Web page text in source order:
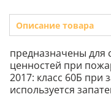
Описание товара
предназначены для
ценностей при
2017: класс 60Б при
используется